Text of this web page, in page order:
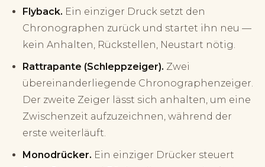
Flyback. Ein einziger Druck setzt den
Chronographen zurück und startet ihn neu —
kein Anhalten, Rückstellen, Neustart nötig.
Rattrapante (Schleppzeiger). Zwei
übereinanderliegende Chronographenzeiger.
Der zweite Zeiger lässt sich anhalten, um eine
Zwischenzeit aufzuzeichnen, während der
erste weiterläuft.
Monodrücker. Ein einziger Drücker steuert